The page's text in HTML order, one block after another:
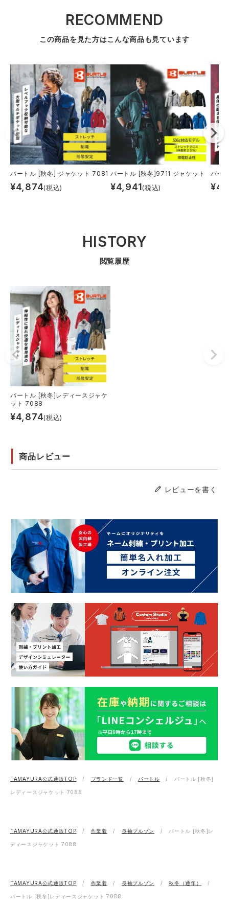
RECOMMEND
この商品を見た方はこんな商品も見ています
バートル [秋冬] ジャケット 7081
¥4,874(税込)
バートル [秋冬]9711 ジャケット
¥4,941(税込)
バー
¥
HISTORY
閲覧履歴
バートル [秋冬]レディースジャケ
ット 7088
¥4,874(税込)
商品レビュー
レビューを書く
TAMAYURA公式通販TOP ブランド一覧 バートル バートル [秋冬]
レディースジャケット 7088
TAMAYURA公式通販TOP 作業着 長袖ブルゾン バートル [秋冬]レ
ディースジャケット 7088
TAMAYURA公式通販TOP 作業着 長袖ブルゾン 秋冬（通年）
バートル [秋冬]レディースジャケット 7088